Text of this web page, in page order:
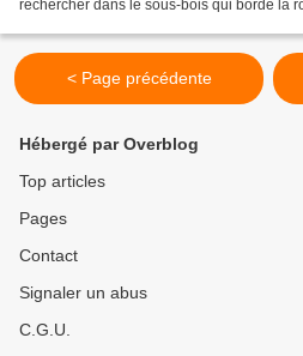
rechercher dans le sous-bois qui borde la
< Page précédente
Hébergé par Overblog
Top articles
Pages
Contact
Signaler un abus
C.G.U.